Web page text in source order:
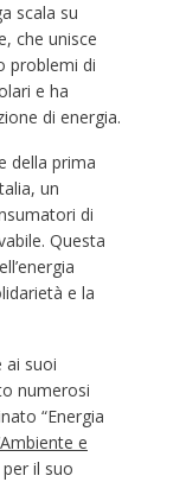
scala su
che unisce
problemi di
e ha
di energia.
della prima
un
di
Questa
e la
ai suoi
numerosi
“Energia
e
per il suo